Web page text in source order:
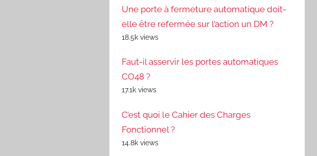
Une porte à fermeture automatique doit-
elle être refermée sur l’action un DM ?
18.5k views
Faut-il asservir les portes automatiques
CO48 ?
17.1k views
C’est quoi le Cahier des Charges
Fonctionnel ?
14.8k views